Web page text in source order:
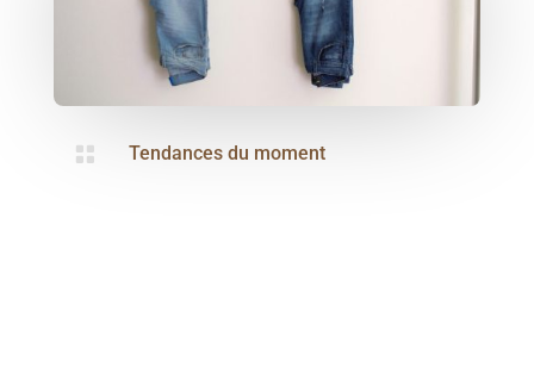
 Tendances du moment